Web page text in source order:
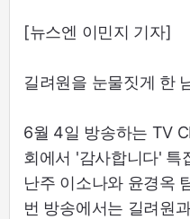
[뉴스엔 이민지 기자]
길려원을 눈물짓게 한
6월 4일 방송하는 TV
회에서 '감사합니다' 특
난주 이소나와 윤경옥
번 방송에서는 길려원